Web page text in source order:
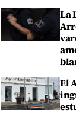
La
El